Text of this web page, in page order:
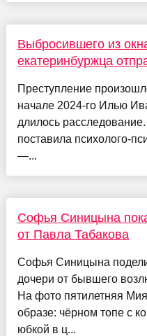
Выбросившего из
екатеринбуржца
Преступление
начале 2024-го Илью
длилось
поставила психолого-
—...
Софья Синицына
от Павла Табакова
Софья Синицына
дочери от бывшего
На фото пятилетняя
образе: чёрном топе с
юбкой в ц...